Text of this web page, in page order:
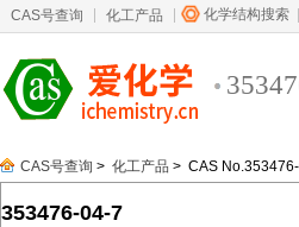
CAS号查询 化工产品 化学结构搜索
CAS号查询 > 化工产品 > CAS
353476-04-7